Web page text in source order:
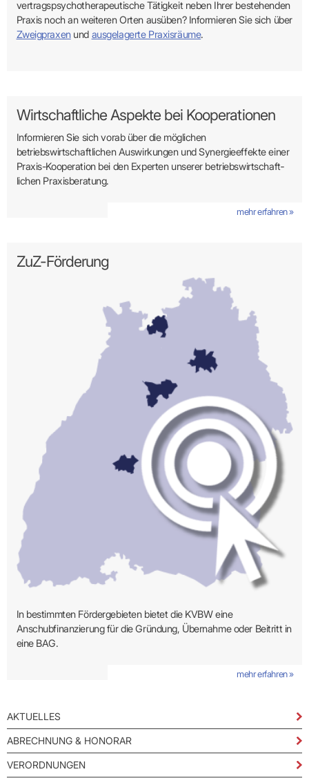
AKTUELLES
ABRECHNUNG & HONORAR
VERORDNUNGEN
vertragspsychotherapeutische Tätigkeit neben Ihrer bestehenden
Praxis noch an weiteren Orten ausüben? Informieren Sie sich über
Zweigpraxenund ausgelagerte Praxisräume.
Wirtschaftliche Aspekte bei Kooperationen
Informieren Sie sich vorab über die möglichen
betriebswirtschaftlichen Auswirkungen und Synergieeffekte einer
Praxis-Kooperation bei den Experten unserer betriebs­wirt­schaft­
lichen Praxis­beratung.
mehr erfahren »
ZuZ-Förderung
In bestimmten Fördergebieten bietet die KVBW eine
Anschubfinanzierung für die Gründung, Übernahme oder Beitritt in
eine BAG.
mehr erfahren »